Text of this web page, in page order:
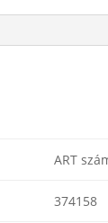
ART
374158